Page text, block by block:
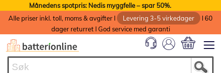
Månedens spotpris: Nedis myggfelle – spar 50%.
Alle priser inkl. toll, moms & avgifter I
Levering 3-5 virkedager
I 60
dager returret I God service med garanti